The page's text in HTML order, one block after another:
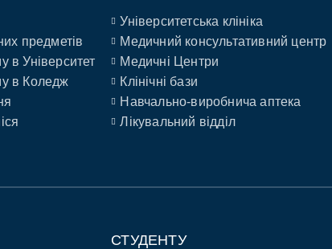
предметів
в Університет
в Коледж
Університетська клініка
Медичний консультативний центр
Медичні Центри
Клінічні бази
Навчально-виробнича аптека
Лікувальний відділ
СТУДЕНТУ